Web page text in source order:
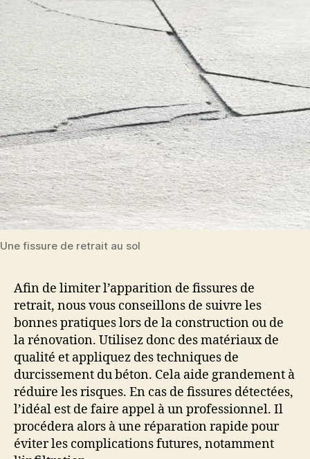
Une fissure de retrait au sol
Afin de limiter l’apparition de fissures de
retrait, nous vous conseillons de suivre les
bonnes pratiques lors de la construction ou de
la rénovation. Utilisez donc des matériaux de
qualité et appliquez des techniques de
durcissement du béton. Cela aide grandement à
réduire les risques. En cas de fissures détectées,
l’idéal est de faire appel à un professionnel. Il
procédera alors à une réparation rapide pour
éviter les complications futures, notamment